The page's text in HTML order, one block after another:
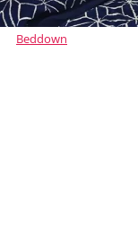
Beddown